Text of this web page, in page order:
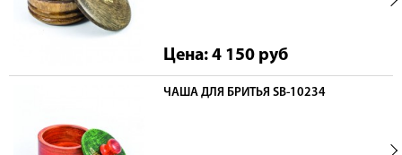
Цена: 4 150 руб
ЧАША ДЛЯ БРИТЬЯ SB-10234